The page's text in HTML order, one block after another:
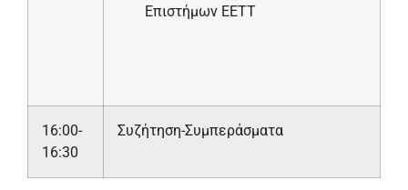
Επιστήμων ΕΕΤΤ
16:00-
16:30
Συζήτηση-Συμπεράσματα